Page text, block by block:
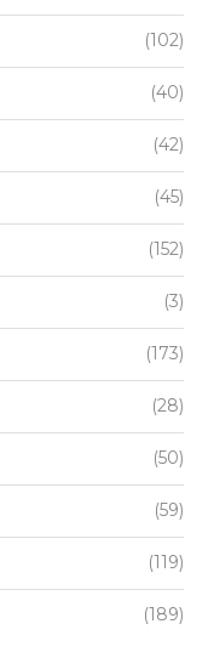
(102)
(40)
(42)
(45)
(152)
(3)
(173)
(28)
(50)
(59)
(119)
(189)